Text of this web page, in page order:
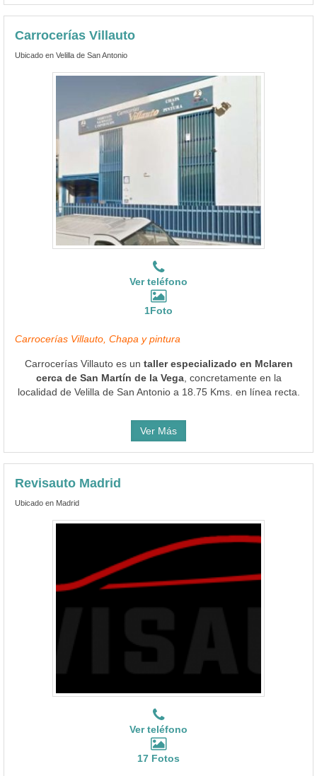
Carrocerías Villauto
Ubicado en Velilla de San Antonio
Ver teléfono
1Foto
Carrocerías Villauto, Chapa y pintura
Carrocerías Villauto es un taller especializado en Mclaren
cerca de San Martín de la Vega, concretamente en la
localidad de Velilla de San Antonio a 18.75 Kms. en línea recta.
Ver Más
Revisauto Madrid
Ubicado en Madrid
Ver teléfono
17 Fotos